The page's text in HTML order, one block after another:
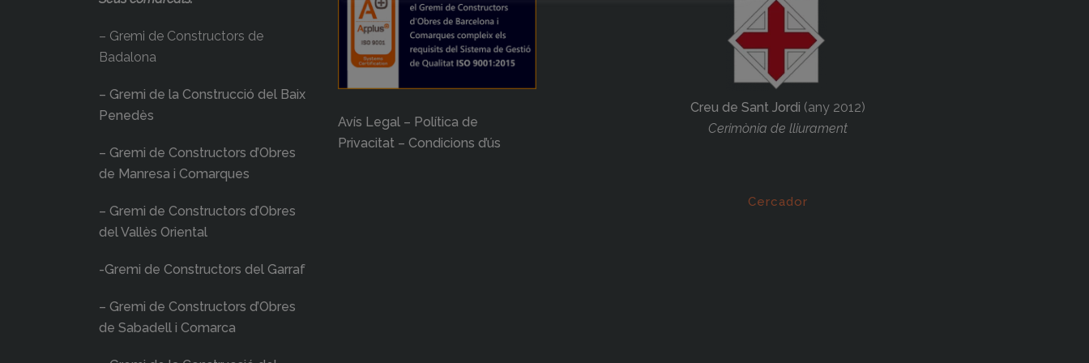
– Gremi de Constructors de
Badalona
– Gremi de la Construcció del Baix
Penedès
– Gremi de Constructors d’Obres
de Manresa i Comarques
– Gremi de Constructors d’Obres
del Vallès Oriental
-Gremi de Constructors del Garraf
– Gremi de Constructors d’Obres
de Sabadell i Comarca
Avís Legal – Política de
Privacitat – Condicions d’ús
Creu de Sant Jordi (any 2012)
Cerimònia de lliurament
Cercador